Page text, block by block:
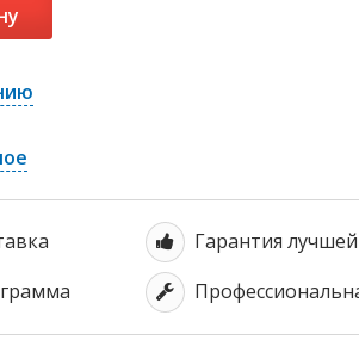
Гарантия